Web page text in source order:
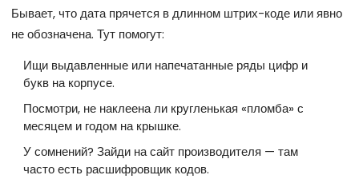
Бывает, что дата прячется в длинном штрих-коде или явно
не обозначена. Тут помогут:
Ищи выдавленные или напечатанные ряды цифр и
букв на корпусе.
Посмотри, не наклеена ли кругленькая «пломба» с
месяцем и годом на крышке.
У сомнений? Зайди на сайт производителя — там
часто есть расшифровщик кодов.